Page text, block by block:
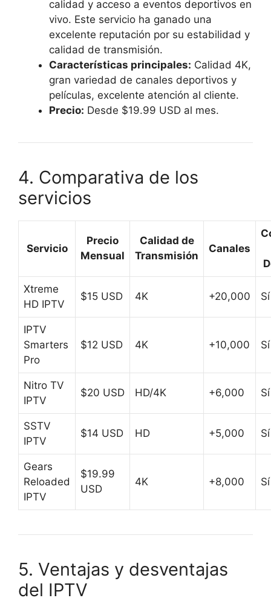
calidad y acceso a eventos deportivos en
vivo. Este servicio ha ganado una
excelente reputación por su estabilidad y
calidad de transmisión.
Características principales: Calidad 4K,
gran variedad de canales deportivos y
películas, excelente atención al cliente.
Precio: Desde $19.99 USD al mes.
4. Comparativa de los
servicios
Servicio
Precio
Mensual
Calidad de
Transmisión
Canales
Xtreme
HD IPTV
$15 USD 4K +20,000 Sí
IPTV
Smarters
Pro
$12 USD 4K +10,000 Sí
Nitro TV
IPTV
$20 USD HD/4K +6,000 Sí
SSTV
IPTV
$14 USD HD +5,000 Sí
Gears
Reloaded
IPTV
$19.99
USD
4K +8,000 Sí
5. Ventajas y desventajas
del IPTV